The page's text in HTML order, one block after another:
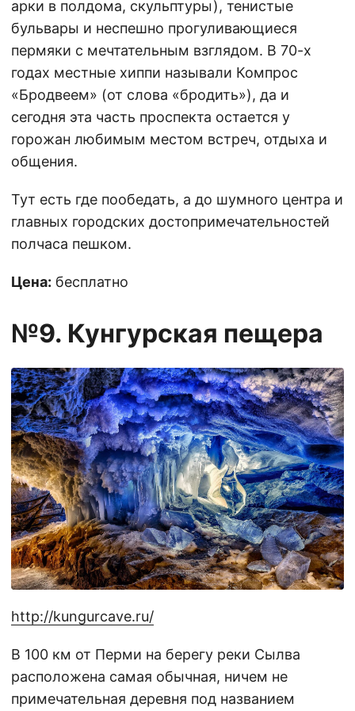
арки в полдома, скульптуры), тенистые
бульвары и неспешно прогуливающиеся
пермяки с мечтательным взглядом. В 70-х
годах местные хиппи называли Компрос
«Бродвеем» (от слова «бродить»), да и
сегодня эта часть проспекта остается у
горожан любимым местом встреч, отдыха и
общения.
Тут есть где пообедать, а до шумного центра и
главных городских достопримечательностей
полчаса пешком.
Цена: бесплатно
№9. Кунгурская пещера
http://kungurcave.ru/
В 100 км от Перми на берегу реки Сылва
расположена самая обычная, ничем не
примечательная деревня под названием